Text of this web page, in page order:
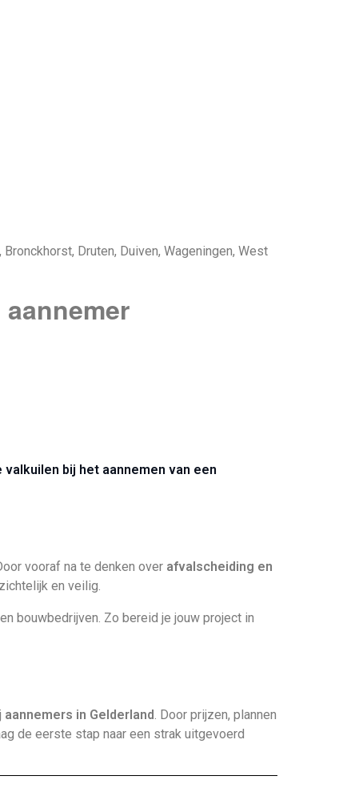
Druten, Duiven, Wageningen, West
bij het aannemen van een
vooraf na te denken over afvalscheiding en
en veilig.
bouwbedrijven. Zo bereid je jouw project in
aannemers in Gelderland. Door prijzen, plannen
de eerste stap naar een strak uitgevoerd